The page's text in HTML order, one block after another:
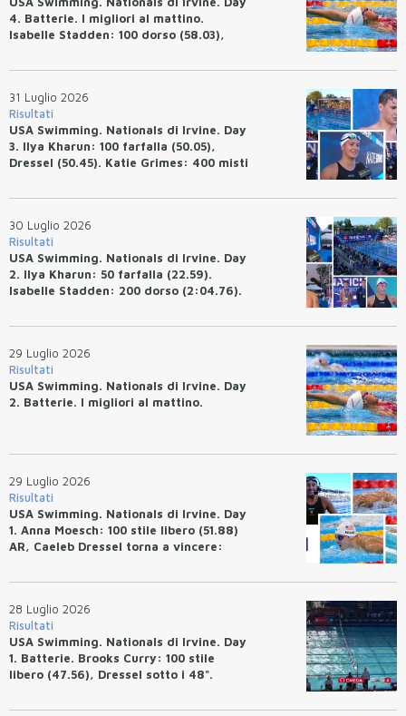
4. Batterie. I migliori al mattino.
Isabelle Stadden: 100 dorso (58.03),
tempo.
31 Luglio 2026
Risultati
USA Swimming. Nationals di Irvine. Day
3. Ilya Kharun: 100 farfalla (50.05),
Dressel (50.45). Katie Grimes: 400 misti
Bottazzo terza nei 50 rana (30.51)
30 Luglio 2026
Risultati
USA Swimming. Nationals di Irvine. Day
2. Ilya Kharun: 50 farfalla (22.59).
Isabelle Stadden: 200 dorso (2:04.76).
29 Luglio 2026
Risultati
USA Swimming. Nationals di Irvine. Day
2. Batterie. I migliori al mattino.
29 Luglio 2026
Risultati
USA Swimming. Nationals di Irvine. Day
1. Anna Moesch: 100 stile libero (51.88)
AR, Caeleb Dressel torna a vincere:
28 Luglio 2026
Risultati
USA Swimming. Nationals di Irvine. Day
1. Batterie. Brooks Curry: 100 stile
libero (47.56), Dressel sotto i 48".